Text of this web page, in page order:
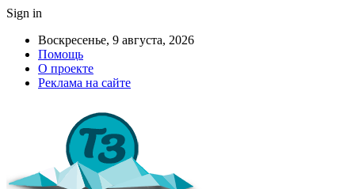
Sign in
Воскресенье, 9 августа, 2026
Помощь
О проекте
Реклама на сайте